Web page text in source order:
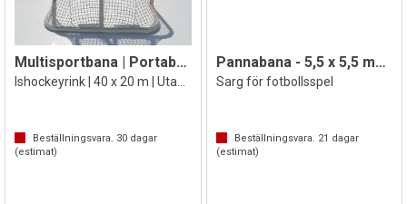
Multisportbana | Portabel isbana
Beställningsvara. 30 dagar
(estimat)
Pannabana - 5,5 x 5,5 meter
Sarg för fotbollsspel
Beställningsvara. 21 dagar
(estimat)